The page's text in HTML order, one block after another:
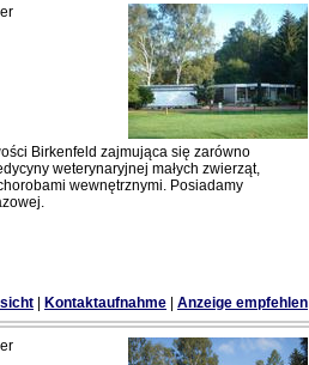
Birkenfeld zajmująca się zarówno
weterynaryjnej małych zwierząt,
wewnętrznymi. Posiadamy
Kontaktaufnahme Anzeige empfehlen